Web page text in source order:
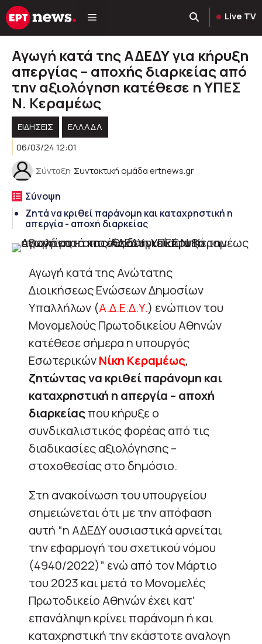
Μετάβαση
σε
Live TV
Αγωγή κατά της ΑΔΕΔΥ για κήρυξη
απεργίας – αποχής διαρκείας από
την αξιολόγηση κατέθεσε η ΥΠΕΣ
Ν. Κεραμέως
ΕΙΔΗΣΕΙΣ
ΕΛΛΑΔΑ
06/03/24 12:01
Σύνταξη Συντακτική ομάδα ertnews.gr
Σύνοψη
Ζητά να κριθεί παράνομη και καταχρηστική η
απεργία - αποχή διαρκείας
Αγωγή κατά της Ανώτατης
Διοικήσεως Ενώσεων Δημοσίων
Υπαλλήλων (Α.Δ.Ε.Δ.Υ.) ενώπιον του
Μονομελούς Πρωτοδικείου Αθηνών
κατέθεσε σήμερα η υπουργός
ΕσωτερικώνΝίκη Κεραμέως,
ζητώντας να κριθεί παράνομη και
καταχρηστική η απεργία – αποχή
διαρκείαςπου κήρυξε ο
συνδικαλιστικός φορέας από τις
διαδικασίες αξιολόγησης –
στοχοθεσίας στο δημόσιο.
Στη ανακοίνωση του υπουργείου
σημειώνεται ότι με την απόφαση
αυτή “η ΑΔΕΔΥ ουσιαστικά αρνείται
την εφαρμογή του σχετικού νόμου
(4940/2022)” ενώ από τον Μάρτιο
του 2023 και μετά το Μονομελές
Πρωτοδικείο Αθηνών έχει κατ’
επανάληψη κρίνει παράνομη ή και
καταχρηστική την εκάστοτε αναλογη